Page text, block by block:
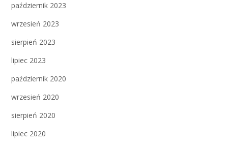
październik 2023
wrzesień 2023
sierpień 2023
lipiec 2023
październik 2020
wrzesień 2020
sierpień 2020
lipiec 2020